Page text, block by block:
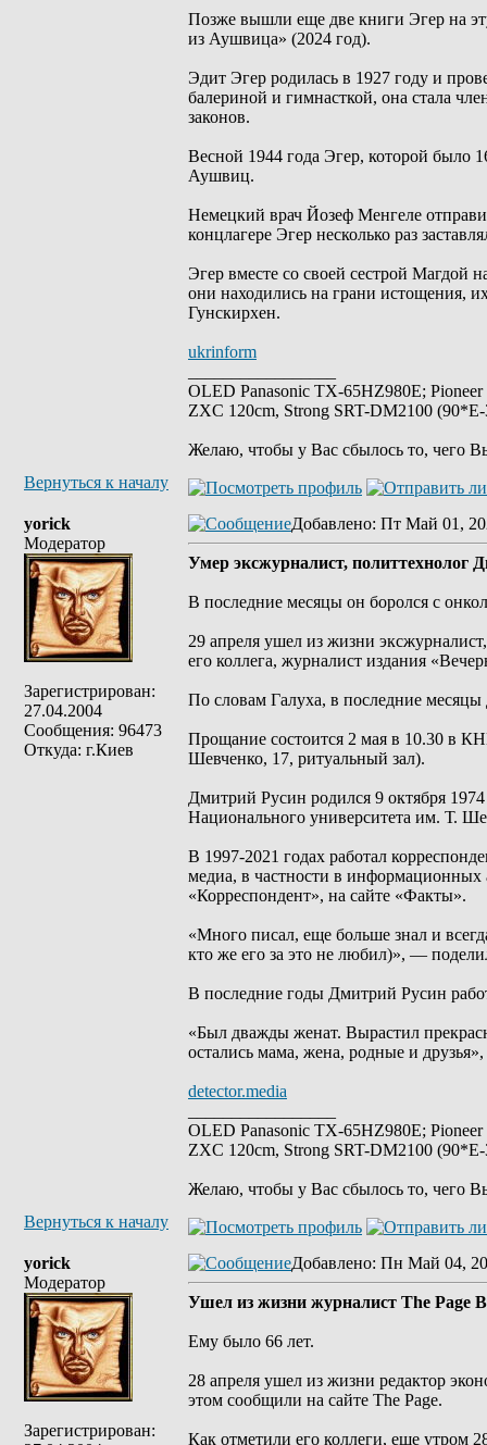
Позже вышли еще две книги Эгер на
из Аушвица» (2024 год).
Эдит Эгер родилась в 1927 году и
балериной и гимнасткой, она стала
законов.
Весной 1944 года Эгер, которой было
Аушвиц.
Немецкий врач Йозеф Менгеле
концлагере Эгер несколько раз
Эгер вместе со своей сестрой Магдой
они находились на грани истощения,
Гунскирхен.
ukrinform
OLED Panasonic TX-65HZ980E;
ZXC 120cm, Strong SRT-DM2100
Желаю, чтобы у Вас сбылось то, чего
Вернуться к началу
yorick
Модератор
Зарегистрирован:
27.04.2004
Сообщения: 96473
Откуда: г.Киев
Добавлено: Пт Май 01,
Умер эксжурналист, политтехнолог
В последние месяцы он боролся с
29 апреля ушел из жизни
его коллега, журналист издания
По словам Галуха, в последние
Прощание состоится 2 мая в 10.30 в
Шевченко, 17, ритуальный зал).
Дмитрий Русин родился 9 октября
Национального университета им. Т.
В 1997-2021 годах работал
медиа, в частности в
«Корреспондент», на сайте «Факты».
«Много писал, еще больше знал и
кто же его за это не любил)», —
В последние годы Дмитрий Русин
«Был дважды женат. Вырастил
остались мама, жена, родные и
detector.media
OLED Panasonic TX-65HZ980E;
ZXC 120cm, Strong SRT-DM2100
Желаю, чтобы у Вас сбылось то, чего
Вернуться к началу
yorick
Модератор
Зарегистрирован:
Добавлено: Пн Май 04,
Ушел из жизни журналист The Page
Ему было 66 лет.
28 апреля ушел из жизни редактор
этом сообщили на сайте The Page.
Как отметили его коллеги, еще утром